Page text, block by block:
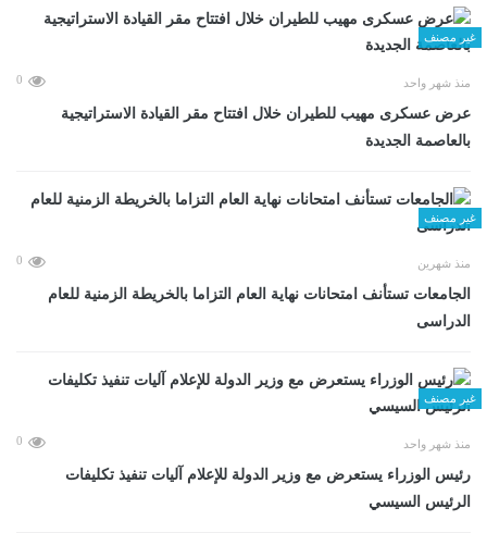
غير مصنف
منذ شهر واحد 0
عرض عسكرى مهيب للطيران خلال افتتاح مقر القيادة الاستراتيجية
بالعاصمة الجديدة
غير مصنف
منذ شهرين 0
الجامعات تستأنف امتحانات نهاية العام التزاما بالخريطة الزمنية للعام
الدراسى
غير مصنف
منذ شهر واحد 0
رئيس الوزراء يستعرض مع وزير الدولة للإعلام آليات تنفيذ تكليفات
الرئيس السيسي